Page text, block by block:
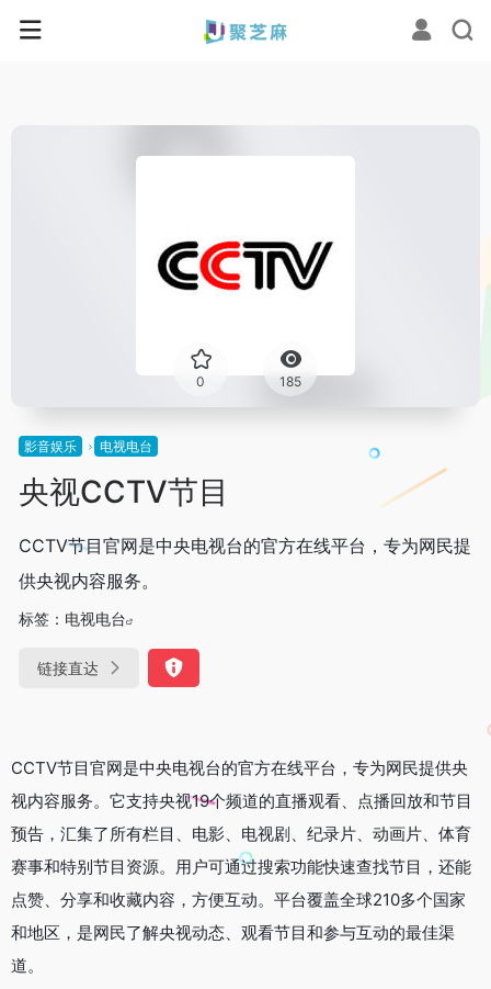
0 185
影音娱乐 电视电台
央视CCTV节目
CCTV节目官网是中央电视台的官方在线平台，专为网民提
供央视内容服务。
标签： 电视电台
链接直达
CCTV节目官网是中央电视台的官方在线平台，专为网民提供央
视内容服务。它支持央视19个频道的直播观看、点播回放和节目
预告，汇集了所有栏目、电影、电视剧、纪录片、动画片、体育
赛事和特别节目资源。用户可通过搜索功能快速查找节目，还能
点赞、分享和收藏内容，方便互动。平台覆盖全球210多个国家
和地区，是网民了解央视动态、观看节目和参与互动的最佳渠
道。